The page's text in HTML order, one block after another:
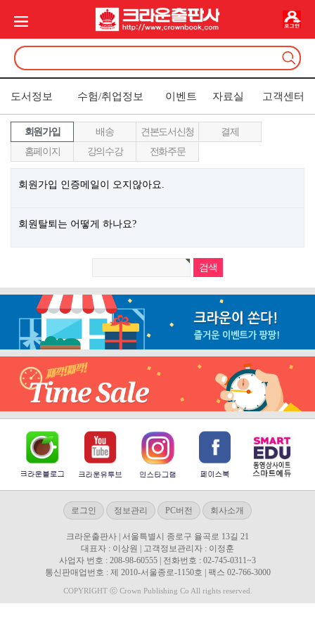
도서정보 수험/취업정보 이벤트 자료실 고객센터
회원가입 배송 견본도서신청
결제
홈페이지
강의수강 전화주문
회원가입 인증메일이 오지않아요. ​
회원탈퇴는 어떻게 하나요?
로그인 정보관리 PC버전 회사소개
크라운출판사 | 서울특별시 종로구 율곡로 13길 21
대표자 : 이상원 | 고객정보관리자 : 이정훈
사업자 번호 : 208-98-60555 | 전화번호 : 02-745-0311~3
통신판매업번호 : 제 2010-서울종로-1150호 | 팩스 02-766-3000
COPYRIGHT ⓒ Crown Publishing Co All rights reserved.